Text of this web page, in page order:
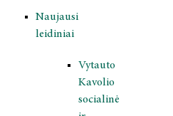
Naujausi
leidiniai
Vytauto
Kavolio
socialinė